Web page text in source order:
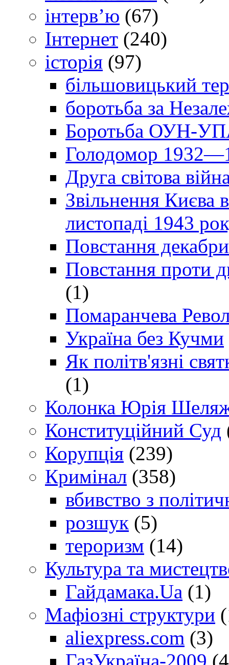
інтерв’ю (67)
Інтернет (240)
історія (97)
більшовицький
боротьба за
Боротьба ОУН-УПА
Голодомор
Друга світова
Звільнення Києва
листопаді 1943
Повстання
Повстання проти
(1)
Помаранчева
Україна без Кучми
Як політв'язні
(1)
Колонка Юрія
Конституційний Суд
Корупція (239)
Кримінал (358)
вбивство з
розшук (5)
тероризм (14)
Культура та
Гайдамака.Ua (1)
Мафіозні структури
aliexpress.com (3)
ГазУкраїна-2009